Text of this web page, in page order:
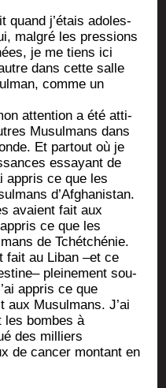
quand j’étais ado­les­
mal­gré les pres­sions
je me tiens ici
dans cette salle
comme un
atten­tion a été atti­
Musul­mans dans
Et par­tout où je
essayant de
appris ce que les
d’Afghanistan.
avaient fait aux
ce que les
de Tchét­ché­nie.
fait au Liban –et ce
plei­ne­ment sou­
appris ce que
aux Musul­mans. J’ai
les bombes à
des mil­liers
de can­cer mon­tant en